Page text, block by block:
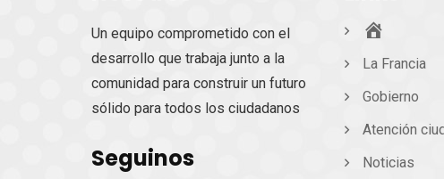
Un equipo comprometido con el
desarrollo que trabaja junto a la
comunidad para construir un futuro
sólido para todos los ciudadanos
Seguinos
La Francia
Gobierno
Atención
Noticias